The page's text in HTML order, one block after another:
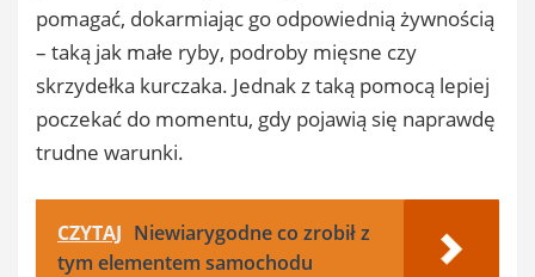
pomagać, dokarmiając go odpowiednią żywnością
– taką jak małe ryby, podroby mięsne czy
skrzydełka kurczaka. Jednak z taką pomocą lepiej
poczekać do momentu, gdy pojawią się naprawdę
trudne warunki.
CZYTAJ Niewiarygodne co zrobił z
tym elementem samochodu